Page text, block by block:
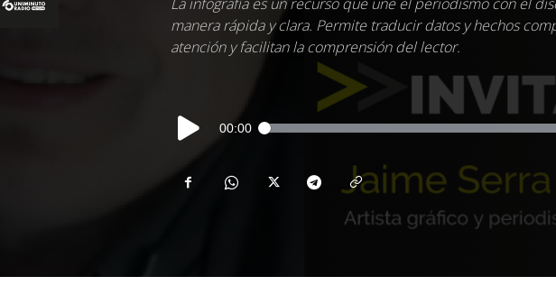
La infografía es un recurso que une el periodismo con el
manera rápida y clara. Permite traducir datos y hechos
atención y facilitan la comprensión del lector.
Reproductor
de
audio
00:00